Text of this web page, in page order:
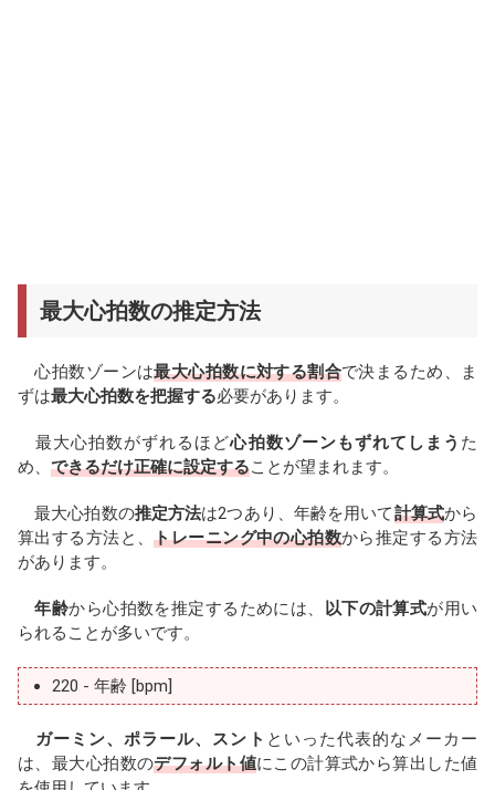
最大心拍数の推定方法
心拍数ゾーンは最大心拍数に対する割合で決まるため、ま
ずは最大心拍数を把握する必要があります。
最大心拍数がずれるほど心拍数ゾーンもずれてしまう た
め、 できるだけ正確に設定することが望まれます。
最大心拍数の推定方法は2つあり、年齢を用いて計算式から
算出する方法と、トレーニング中の心拍数から推定する方法
があります。
年齢から心拍数を推定するためには、 以下の計算式が用い
られることが多いです。
220 - 年齢 [bpm]
ガーミン、ポラール、スント といった代表的なメーカー
は、最大心拍数のデフォルト値にこの計算式から算出した値